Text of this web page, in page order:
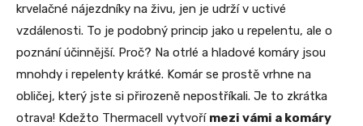
krvelačné nájezdníky na živu, jen je udrží v uctivé
vzdálenosti. To je podobný princip jako u repelentu, ale o
poznání účinnější. Proč? Na otrlé a hladové komáry jsou
mnohdy i repelenty krátké. Komár se prostě vrhne na
obličej, který jste si přirozeně nepostříkali. Je to zkrátka
otrava! Kdežto Thermacell vytvoří mezi vámi a komáry